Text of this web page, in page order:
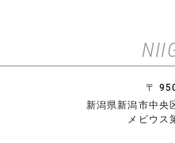
〒
新潟県新潟市中央
メビウス